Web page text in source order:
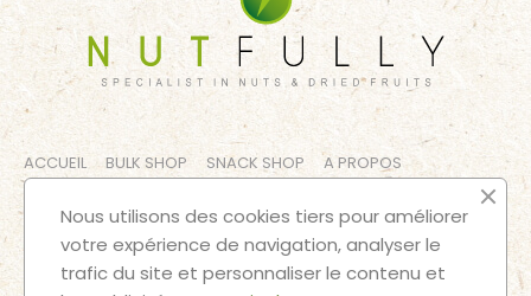
ACCUEIL BULK SHOP SNACK SHOP
A PROPOS
CONTACT
SUIVEZ NOS AVENTURES
Nous utilisons des cookies tiers pour améliorer
votre expérience de navigation, analyser le
trafic du site et personnaliser le contenu et